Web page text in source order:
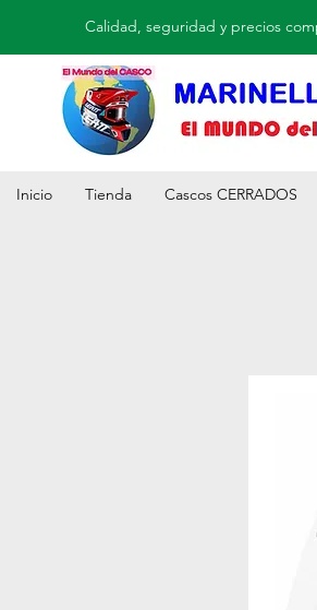
Calidad, seguridad y precios
Inicio Tienda Cascos CERRADOS